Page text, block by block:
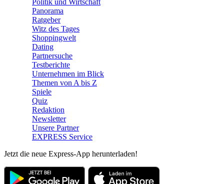
Politik und Wirtschaft
Panorama
Ratgeber
Witz des Tages
Shoppingwelt
Dating
Partnersuche
Testberichte
Unternehmen im Blick
Themen von A bis Z
Spiele
Quiz
Redaktion
Newsletter
Unsere Partner
EXPRESS Service
Jetzt die neue Express-App herunterladen!